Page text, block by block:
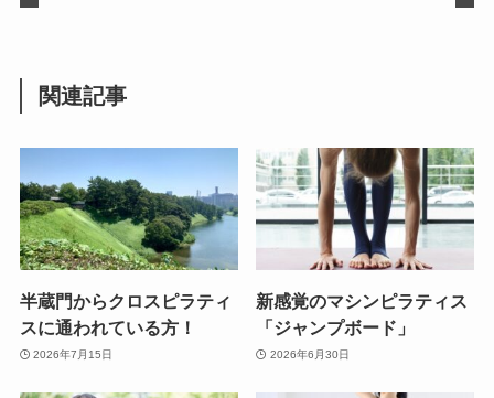
関連記事
半蔵門からクロスピラティ
スに通われている方！
2026年7月15日
新感覚のマシンピラティス
「ジャンプボード」
2026年6月30日